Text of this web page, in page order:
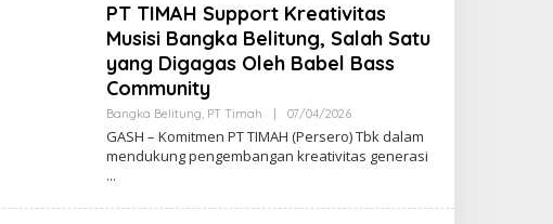
PT TIMAH Support Kreativitas
Musisi Bangka Belitung, Salah Satu
yang Digagas Oleh Babel Bass
Community
Bangka Belitung, PT Timah 07/04/2026Oleh
GASH – Komitmen PT TIMAH (Persero) Tbk dalam
mendukung pengembangan kreativitas generasi